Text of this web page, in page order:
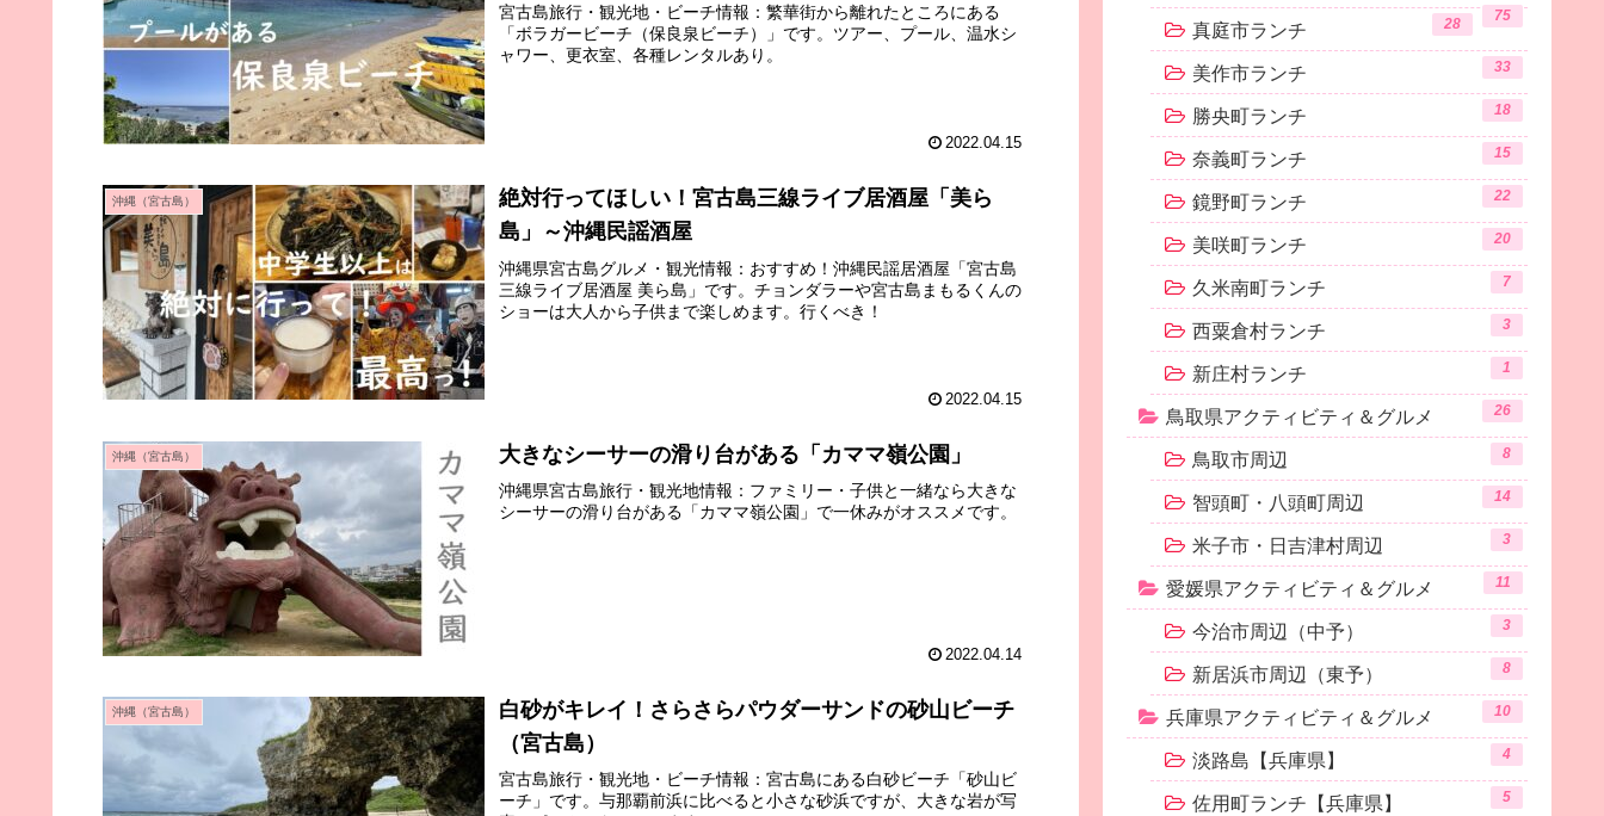
宮古島旅行・観光地・ビーチ情報：繁華街から離れたところにある
「ボラガービーチ（保良泉ビーチ）」です。ツアー、プール、温水シ
ャワー、更衣室、各種レンタルあり。
2022.04.15
沖縄（宮古島）
絶対行ってほしい！宮古島三線ライブ居酒屋「美ら
島」～沖縄民謡酒屋
沖縄県宮古島グルメ・観光情報：おすすめ！沖縄民謡居酒屋「宮古島
三線ライブ居酒屋 美ら島」です。チョンダラーや宮古島まもるくんの
ショーは大人から子供まで楽しめます。行くべき！
2022.04.15
沖縄（宮古島） 大きなシーサーの滑り台がある「カママ嶺公園」
沖縄県宮古島旅行・観光地情報：ファミリー・子供と一緒なら大きな
シーサーの滑り台がある「カママ嶺公園」で一休みがオススメです。
2022.04.14
沖縄（宮古島）
白砂がキレイ！さらさらパウダーサンドの砂山ビーチ
（宮古島）
宮古島旅行・観光地・ビーチ情報：宮古島にある白砂ビーチ「砂山ビ
ーチ」です。与那覇前浜に比べると小さな砂浜ですが、大きな岩が写
75
真庭市ランチ 28
美作市ランチ 33
勝央町ランチ 18
奈義町ランチ 15
鏡野町ランチ 22
美咲町ランチ 20
久米南町ランチ 7
西粟倉村ランチ 3
新庄村ランチ 1
鳥取県アクティビティ＆グルメ 26
鳥取市周辺 8
智頭町・八頭町周辺 14
米子市・日吉津村周辺 3
愛媛県アクティビティ＆グルメ 11
今治市周辺（中予） 3
新居浜市周辺（東予） 8
兵庫県アクティビティ＆グルメ 10
淡路島【兵庫県】 4
佐用町ランチ【兵庫県】 5